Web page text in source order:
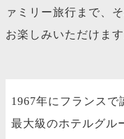
ァミリー旅行まで、
お楽しみいただけます
1967年にフランス
最大級のホテルグル